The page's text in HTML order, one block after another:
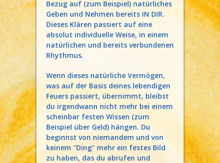
Bezug auf (zum Beispiel) natürliches
Geben und Nehmen bereits IN DIR.
Dieses Klären passiert auf eine
absolut individuelle Weise, in einem
natürlichen und bereits verbundenen
Rhythmus.
Wenn dieses natürliche Vermögen,
was auf der Basis deines lebendigen
Feuers passiert, übernimmt, bleibst
du irgendwann nicht mehr bei einem
scheinbar festen Wissen (zum
Beispiel über Geld) hängen. Du
beginnst von niemandem und von
keinem "Ding" mehr ein festes Bild
zu haben, das du abrufen und